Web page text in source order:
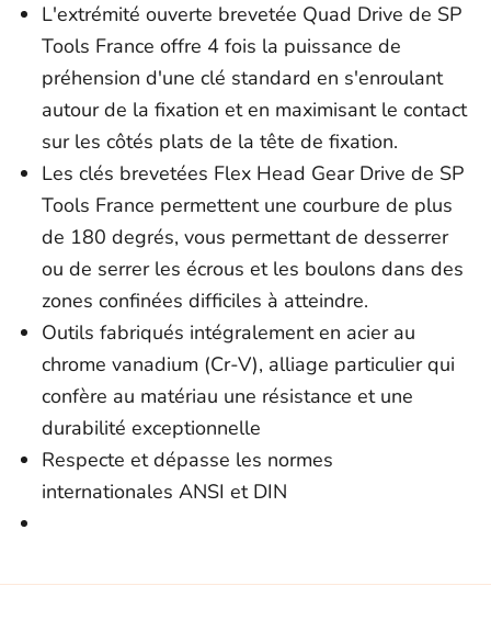
L'extrémité ouverte brevetée Quad Drive de SP
Tools France offre 4 fois la puissance de
préhension d'une clé standard en s'enroulant
autour de la fixation et en maximisant le contact
sur les côtés plats de la tête de fixation.
Les clés brevetées Flex Head Gear Drive de SP
Tools France permettent une courbure de plus
de 180 degrés, vous permettant de desserrer
ou de serrer les écrous et les boulons dans des
zones confinées difficiles à atteindre.
Outils fabriqués intégralement en acier au
chrome vanadium (Cr-V), alliage particulier qui
confère au matériau une résistance et une
durabilité exceptionnelle
Respecte et dépasse les normes
internationales ANSI et DIN